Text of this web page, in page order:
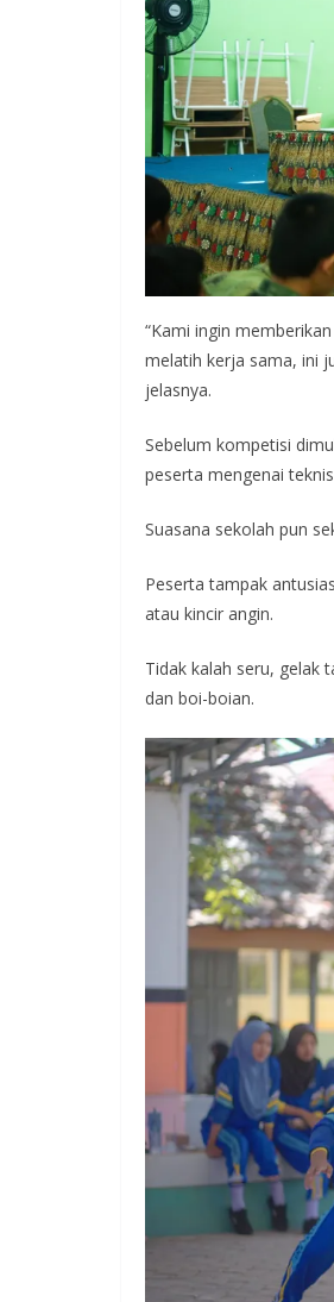
“Kami ingin
melatih kerja sama, ini
jelasnya.
Sebelum kompetisi
peserta mengenai
Suasana sekolah pun
Peserta tampak
atau kincir angin.
Tidak kalah seru, gelak
dan boi-boian.